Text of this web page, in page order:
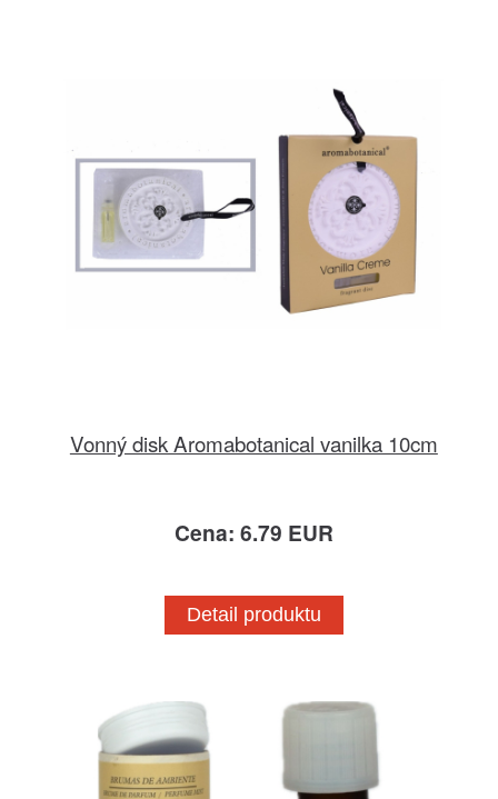
Vonný disk Aromabotanical vanilka 10cm
Cena: 6.79 EUR
Detail produktu